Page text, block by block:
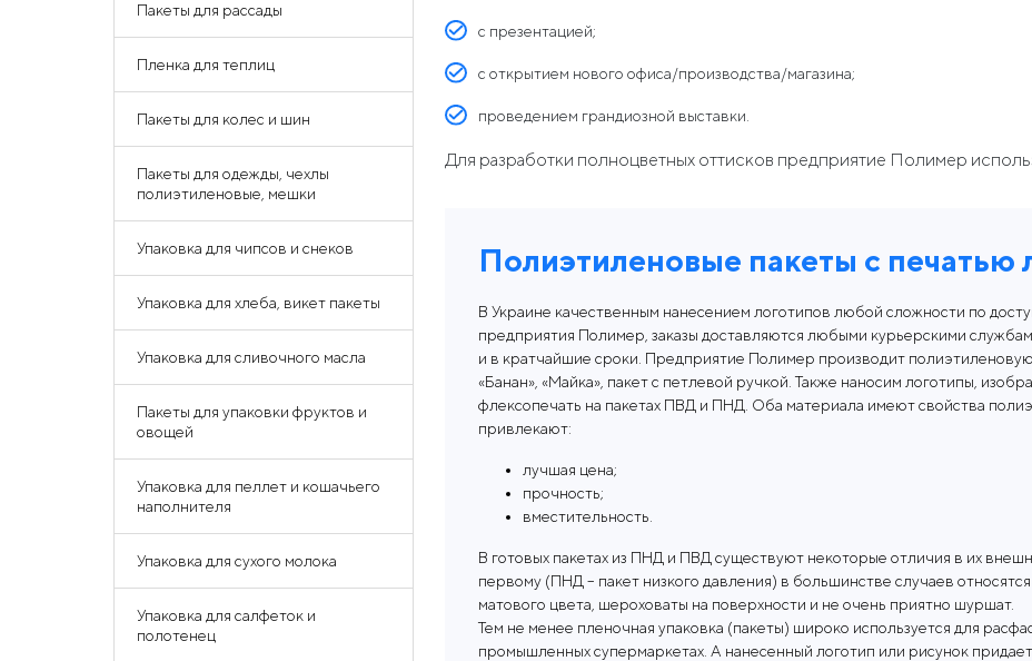
Пакеты для рассады
Пленка для теплиц
Пакеты для колес и шин
Пакеты для одежды, чехлы
полиэтиленовые, мешки
Упаковка для чипсов и снеков
Упаковка для хлеба, викет пакеты
Упаковка для сливочного масла
Пакеты для упаковки фруктов и
овощей
Упаковка для пеллет и кошачьего
наполнителя
Упаковка для сухого молока
Упаковка для салфеток и
полотенец
с презентацией;
с открытием нового офиса/производства/магазина;
проведением грандиозной выставки.
Для разработки полноцветных оттисков предприятие Полимер
Полиэтиленовые пакеты с печатью
В Украине качественным нанесением логотипов любой сложности по
предприятия Полимер, заказы доставляются любыми курьерскими
и в кратчайшие сроки. Предприятие Полимер производит
«Банан», «Майка», пакет с петлевой ручкой. Также наносим логотипы,
флексопечать на пакетах ПВД и ПНД. Оба материала имеют свойства
привлекают:
лучшая цена;
прочность;
вместительность.
В готовых пакетах из ПНД и ПВД существуют некоторые отличия в их
первому (ПНД – пакет низкого давления) в большинстве случаев
матового цвета, шероховаты на поверхности и не очень приятно шуршат.
Тем не менее пленочная упаковка (пакеты) широко используется для
промышленных супермаркетах. А нанесенный логотип или рисунок